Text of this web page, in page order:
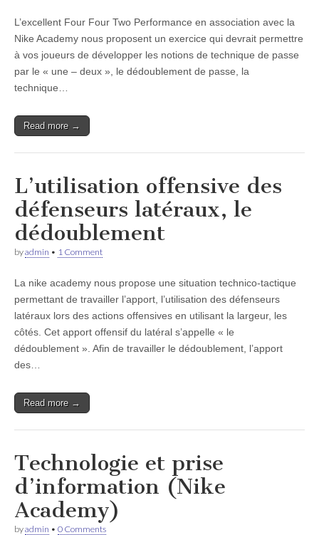
L’excellent Four Four Two Performance en association avec la
Nike Academy nous proposent un exercice qui devrait permettre
à vos joueurs de développer les notions de technique de passe
par le « une – deux », le dédoublement de passe, la
technique…
Read more →
L’utilisation offensive des
défenseurs latéraux, le
dédoublement
byadmin • 1 Comment
La nike academy nous propose une situation technico-tactique
permettant de travailler l’apport, l’utilisation des défenseurs
latéraux lors des actions offensives en utilisant la largeur, les
côtés. Cet apport offensif du latéral s’appelle « le
dédoublement ». Afin de travailler le dédoublement, l’apport
des…
Read more →
Technologie et prise
d’information (Nike
Academy)
byadmin • 0 Comments